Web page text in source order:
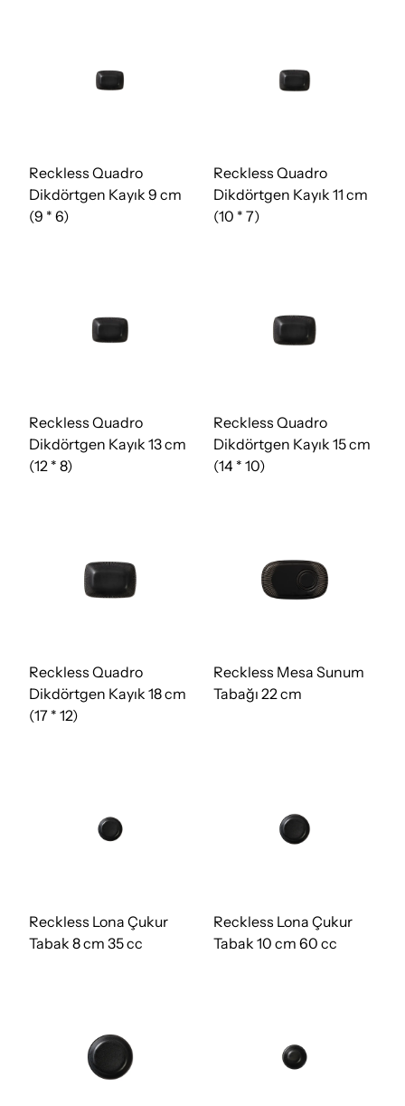
Reckless Quadro
Dikdörtgen Kayık 9 cm
(9 * 6)
Reckless Quadro
Dikdörtgen Kayık 11 cm
(10 * 7)
Reckless Quadro
Dikdörtgen Kayık 13 cm
(12 * 8)
Reckless Quadro
Dikdörtgen Kayık 15 cm
(14 * 10)
Reckless Quadro
Dikdörtgen Kayık 18 cm
(17 * 12)
Reckless Mesa Sunum
Tabağı 22 cm
Reckless Lona Çukur
Tabak 8 cm 35 cc
Reckless Lona Çukur
Tabak 10 cm 60 cc